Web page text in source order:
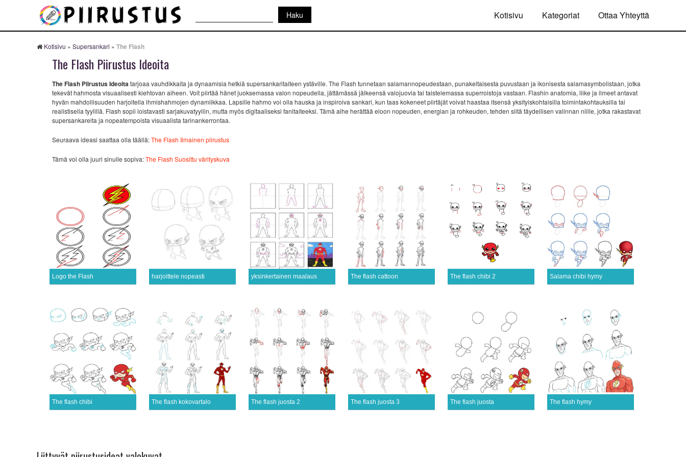
Kotisivu Kategoriat Ottaa Yhteyttä
Kotisivu » Supersankari » The Flash
The Flash Piirustus Ideoita
The Flash Piirustus Ideoitatarjoaa vauhdikkaita ja dynaamisia hetkiä supersankaritaiteen ystäville. The Flash tunnetaan salamannopeudestaan, punakeltaisesta puvustaan ja ikonisesta salamasymbolistaan, jotka
tekevät hahmosta visuaalisesti kiehtovan aiheen. Voit piirtää hänet juoksemassa valon nopeudella, jättämässä jälkeensä valojuovia tai taistelemassa superroistoja vastaan. Flashin anatomia, liike ja ilmeet antavat
hyvän mahdollisuuden harjoitella ihmishahmojen dynamiikkaa. Lapsille hahmo voi olla hauska ja inspiroiva sankari, kun taas kokeneet piirtäjät voivat haastaa itsensä yksityiskohtaisilla toimintakohtauksilla tai
realistisella tyylillä. Flash sopii loistavasti sarjakuvatyyliin, mutta myös digitaaliseksi fanitaiteeksi. Tämä aihe herättää eloon nopeuden, energian ja rohkeuden, tehden siitä täydellisen valinnan niille, jotka rakastavat
supersankareita ja nopeatempoista visuaalista tarinankerrontaa.
Seuraava ideasi saattaa olla täällä:The Flash Ilmainen piirustus
Tämä voi olla juuri sinulle sopiva:The Flash Suosittu värityskuva
Logo the Flash harjoittele nopeasti yksinkertainen maalaus The flash cattoon The flash chibi 2 Salama chibi hymy
The flash chibi The flash kokovartalo The flash juosta 2 The flash juosta 3 The flash juosta The flash hymy